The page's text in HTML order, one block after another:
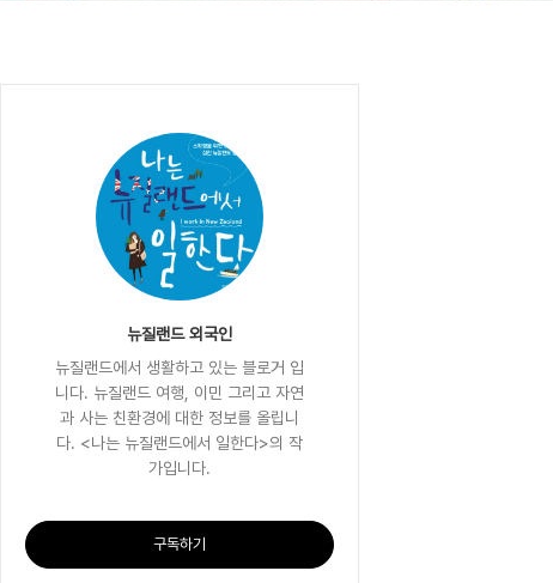
뉴질랜드 외국인
뉴질랜드에서 생활하고 있는 블로거 입
니다. 뉴질랜드 여행, 이민 그리고 자연
과 사는 친환경에 대한 정보를 올립니
다. <나는 뉴질랜드에서 일한다>의 작
가입니다.
구독하기